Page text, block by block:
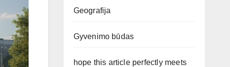
Geografija
Gyvenimo būdas
hope this article perfectly meets